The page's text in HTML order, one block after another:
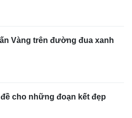
Vàng trên đường đua xanh
cho những đoạn kết đẹp